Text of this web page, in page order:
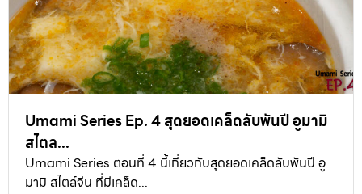
Umami Series Ep. 4 สุดยอดเคล็ดลับพันปี อูมามิ
สไตล...
Umami Series ตอนที่ 4 นี้เกี่ยวกับสุดยอดเคล็ดลับพันปี อู
มามิ สไตล์จีน ที่มีเคล็ด...